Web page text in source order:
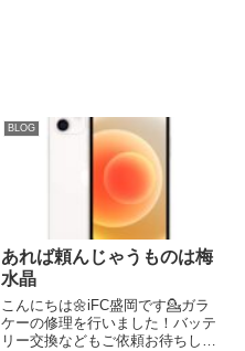
BLOG
あれば頼んじゃうものは梅
水晶
こんにちは🌼iFC盛岡です💁ガラ
ケーの修理を行いました！バッテ
リー交換などもご依頼お待ちして